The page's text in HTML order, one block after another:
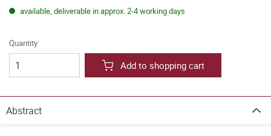
available, deliverable in approx. 2-4 working days
Quantity:
Add to shopping cart
Abstract